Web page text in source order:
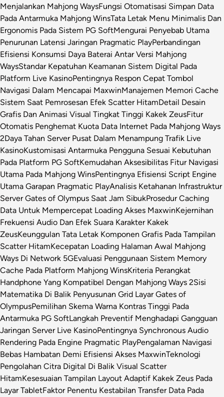
Menjalankan Mahjong WaysFungsi Otomatisasi Simpan Data
Pada Antarmuka Mahjong WinsTata Letak Menu Minimalis Dan
Ergonomis Pada Sistem PG SoftMengurai Penyebab Utama
Penurunan Latensi Jaringan Pragmatic PlayPerbandingan
Efisiensi Konsumsi Daya Baterai Antar Versi Mahjong
WaysStandar Kepatuhan Keamanan Sistem Digital Pada
Platform Live KasinoPentingnya Respon Cepat Tombol
Navigasi Dalam Mencapai MaxwinManajemen Memori Cache
Sistem Saat Pemrosesan Efek Scatter HitamDetail Desain
Grafis Dan Animasi Visual Tingkat Tinggi Kakek ZeusFitur
Otomatis Penghemat Kuota Data Internet Pada Mahjong Ways
2Daya Tahan Server Pusat Dalam Menampung Trafik Live
KasinoKustomisasi Antarmuka Pengguna Sesuai Kebutuhan
Pada Platform PG SoftKemudahan Aksesibilitas Fitur Navigasi
Utama Pada Mahjong WinsPentingnya Efisiensi Script Engine
Utama Garapan Pragmatic PlayAnalisis Ketahanan Infrastruktur
Server Gates of Olympus Saat Jam SibukProsedur Caching
Data Untuk Mempercepat Loading Akses MaxwinKejernihan
Frekuensi Audio Dan Efek Suara Karakter Kakek
ZeusKeunggulan Tata Letak Komponen Grafis Pada Tampilan
Scatter HitamKecepatan Loading Halaman Awal Mahjong
Ways Di Network 5GEvaluasi Penggunaan Sistem Memory
Cache Pada Platform Mahjong WinsKriteria Perangkat
Handphone Yang Kompatibel Dengan Mahjong Ways 2Sisi
Matematika Di Balik Penyusunan Grid Layar Gates of
OlympusPemilihan Skema Warna Kontras Tinggi Pada
Antarmuka PG SoftLangkah Preventif Menghadapi Gangguan
Jaringan Server Live KasinoPentingnya Synchronous Audio
Rendering Pada Engine Pragmatic PlayPengalaman Navigasi
Bebas Hambatan Demi Efisiensi Akses MaxwinTeknologi
Pengolahan Citra Digital Di Balik Visual Scatter
HitamKesesuaian Tampilan Layout Adaptif Kakek Zeus Pada
Layar TabletFaktor Penentu Kestabilan Transfer Data Pada